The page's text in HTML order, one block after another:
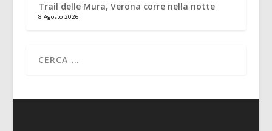
Trail delle Mura, Verona corre nella notte
8 Agosto 2026